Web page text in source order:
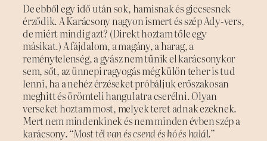
De ebből egy idő után sok, hamisnak és giccsesnek
érződik. A Karácsony nagyon ismert és szép Ady-vers,
de miért mindig azt? (Direkt hoztam tőle egy
másikat.) A fájdalom, a magány, a harag, a
reménytelenség, a gyász nem tűnik el karácsonykor
sem, sőt, az ünnepi ragyogás még külön teher is tud
lenni, ha a nehéz érzéseket próbáljuk erőszakosan
meghitt és örömteli hangulatra cserélni. Olyan
verseket hoztam most, melyek teret adnak ezeknek.
Mert nem mindenkinek és nem minden évben szép a
karácsony.“Most tél van és csend és hó és halál.”